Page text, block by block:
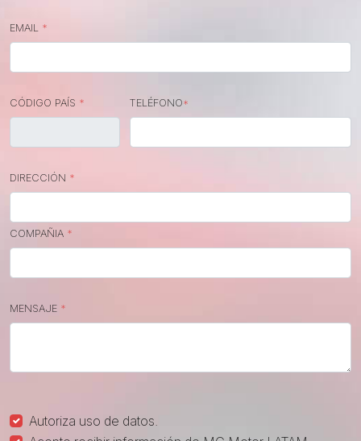
EMAIL *
CÓDIGO PAÍS * TELÉFONO*
DIRECCIÓN *
COMPAÑIA *
MENSAJE *
Autoriza uso de datos.